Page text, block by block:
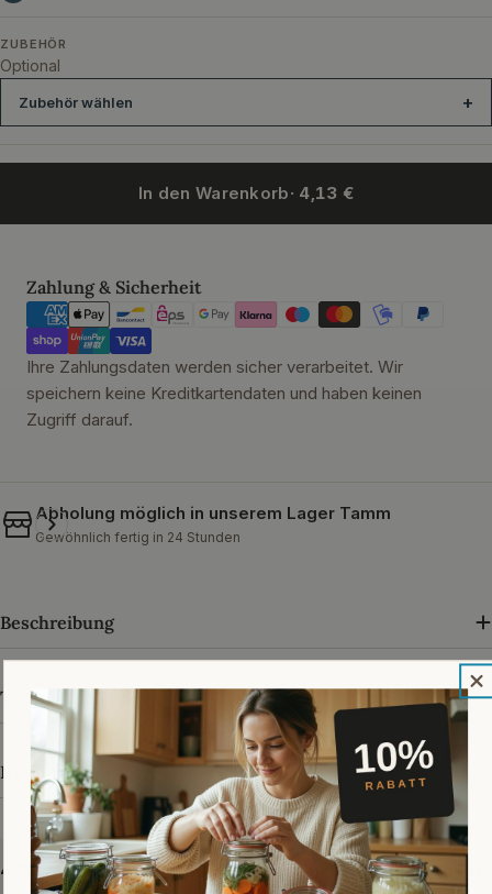
ZUBEHÖR
Optional
Zubehör wählen
In den Warenkorb· 4,13 €
Zahlung & Sicherheit
Zahlungsmethoden
Ihre Zahlungsdaten werden sicher verarbeitet. Wir
speichern keine Kreditkartendaten und haben keinen
Zugriff darauf.
Abholung möglich in unserem Lager Tamm
Gewöhnlich fertig in 24 Stunden
Beschreibung
Technische Daten
Herstellerangaben
4,89 von 5 · über 33.000 Bewertungen bei Trusted Shops